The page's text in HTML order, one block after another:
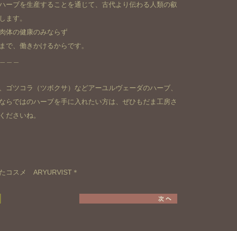
ーブを生産することを通じて、古代より伝わる人類の叡
ます。
体の健康のみならず
で、働きかけるからです。
ゴツコラ（ツボクサ）などアーユルヴェーダのハーブ、
らではのハーブを手に入れたい方は、ぜひもだま工房さ
ださいね。
コスメ ARYURVIST＊